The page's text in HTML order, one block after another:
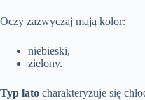
Oczy zazwyczaj mają kolor:
niebieski,
zielony.
Typ lato charakteryzuje się